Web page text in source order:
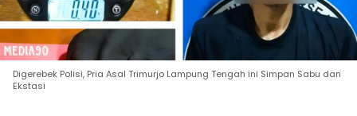
Digerebek Polisi, Pria Asal Trimurjo Lampung Tengah ini Simpan Sabu dan
Ekstasi